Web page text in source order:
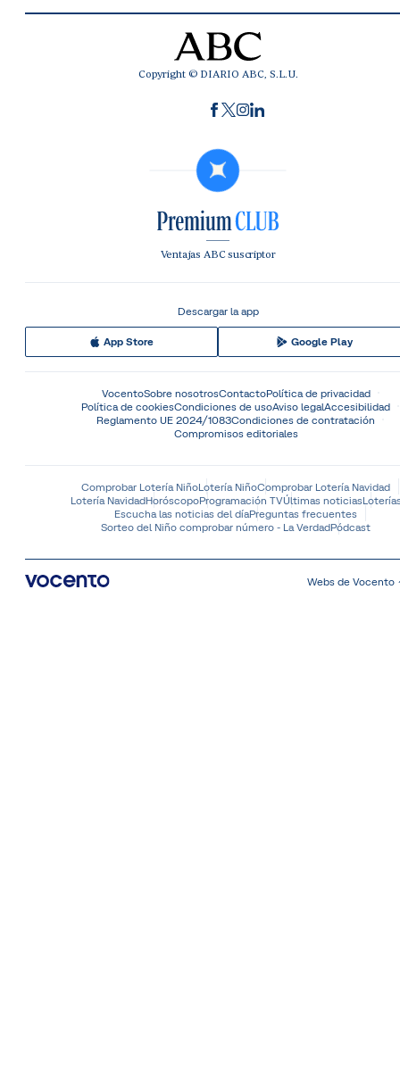
Copyright © DIARIO ABC, S.L.U.
Ventajas ABC suscriptor
Descargar la app
App Store Google Play
VocentoSobre nosotrosContactoPolítica de privacidad
Política de cookiesCondiciones de usoAviso legalAccesibilidad
Reglamento UE 2024/1083Condiciones de contratación
Compromisos editoriales
Comprobar Lotería NiñoLotería NiñoComprobar Lotería Navidad
Lotería NavidadHoróscopoProgramación TVÚltimas noticias
Escucha las noticias del díaPreguntas frecuentes
Sorteo del Niño comprobar número - La VerdadPódcast
Webs de Vocento